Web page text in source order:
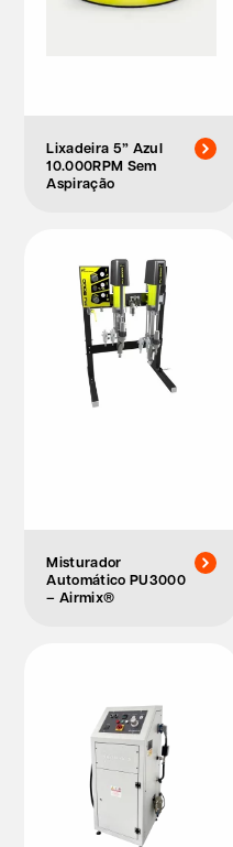
Lixadeira 5” Azul
10.000RPM Sem
Aspiração
Misturador
Automático PU3000
– Airmix®